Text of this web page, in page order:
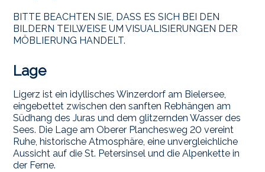
BITTE BEACHTEN SIE, DASS ES SICH BEI DEN
BILDERN TEILWEISE UM VISUALISIERUNGEN DER
MÖBLIERUNG HANDELT.
Lage
Ligerz ist ein idyllisches Winzerdorf am Bielersee,
eingebettet zwischen den sanften Rebhängen am
Südhang des Juras und dem glitzernden Wasser des
Sees. Die Lage am Oberer Planchesweg 20 vereint
Ruhe, historische Atmosphäre, eine unvergleichliche
Aussicht auf die St. Petersinsel und die Alpenkette in
der Ferne.